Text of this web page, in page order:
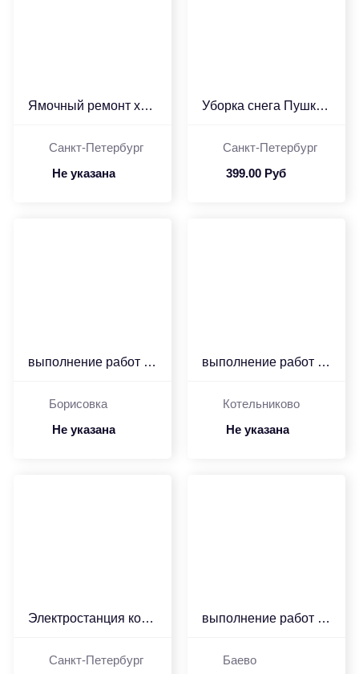
Ямочный ремонт холодным...
Не указана
Санкт-Петербург
Уборка снега Пушкинский...
399.00 Руб
Санкт-Петербург
выполнение работ по рем...
Не указана
Борисовка
выполнение работ по рем...
Не указана
Котельниково
Электростанция контейне...
Санкт-Петербург
выполнение работ по рем...
Баево